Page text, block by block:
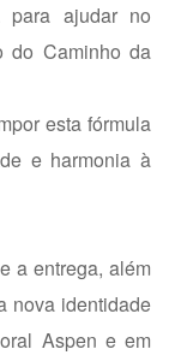
para ajudar no
do Caminho da
esta fórmula
e harmonia à
a entrega, além
nova identidade
Aspen e em